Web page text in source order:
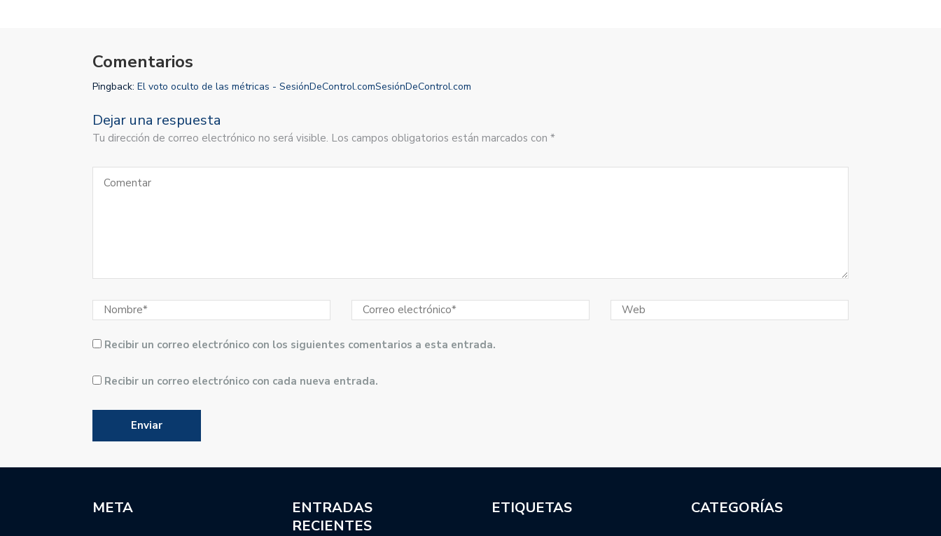
Comentarios
Pingback: El voto oculto de las métricas - SesiónDeControl.comSesiónDeControl.com
Dejar una respuesta
Tu dirección de correo electrónico no será visible. Los campos obligatorios están marcados con *
Recibir un correo electrónico con los siguientes comentarios a esta entrada.
Recibir un correo electrónico con cada nueva entrada.
META
ENTRADAS
RECIENTES
ETIQUETAS CATEGORÍAS